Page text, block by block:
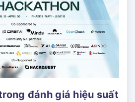
đánh giá hiệu suất